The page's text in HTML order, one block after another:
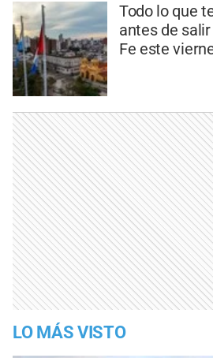
Todo lo que
antes de
Fe este
LO MÁS VISTO